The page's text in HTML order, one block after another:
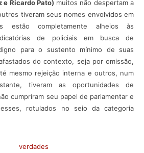
e Ricardo Pato) muitos não despertam a
tiveram seus nomes envolvidos em
estão completamente alheios às
de policiais em busca de
para o sustento mínimo de suas
do contexto, seja por omissão,
mesmo rejeição interna e outros, num
tiveram as oportunidades de
cumpriram seu papel de parlamentar e
rotulados no seio da categoria